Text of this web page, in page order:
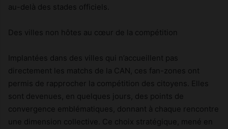
au-delà des stades officiels.
Des villes non hôtes au cœur de la compétition
Implantées dans des villes qui n’accueillent pas
directement les matchs de la CAN, ces fan-zones ont
permis de rapprocher la compétition des citoyens. Elles
sont devenues, en quelques jours, des points de
convergence emblématiques, donnant à chaque rencontre
une dimension collective. Ce choix stratégique, mené en